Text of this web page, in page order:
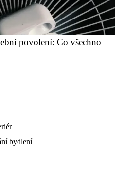
povolení: Co všechno
bydlení